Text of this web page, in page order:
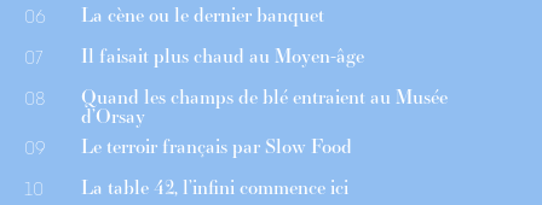
06 La cène ou le dernier banquet
07 Il faisait plus chaud au Moyen-âge
08 Quand les champs de blé entraient au Musée
d’Orsay
09 Le terroir français par Slow Food
10 La table 42, l’infini commence ici